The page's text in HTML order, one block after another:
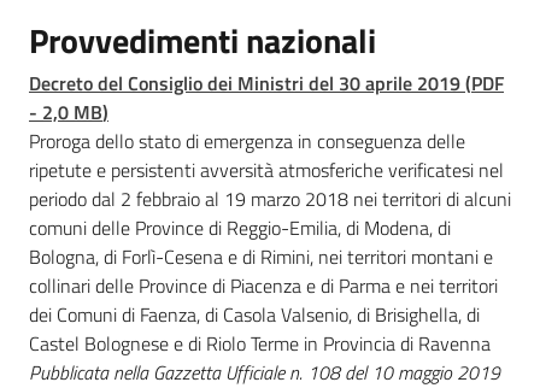
Menu selezionato
a
campione
M
a
p
p
a
i
n
Provvedimenti nazionali
Decreto del Consiglio dei Ministri del 30 aprile 2019(PDF
- 2,0 MB)
Proroga dello stato di emergenza in conseguenza delle
ripetute e persistenti avversità atmosferiche verificatesi nel
periodo dal 2 febbraio al 19 marzo 2018 nei territori di alcuni
comuni delle Province di Reggio-Emilia, di Modena, di
Bologna, di Forlì-Cesena e di Rimini, nei territori montani e
collinari delle Province di Piacenza e di Parma e nei territori
dei Comuni di Faenza, di Casola Valsenio, di Brisighella, di
Castel Bolognese e di Riolo Terme in Provincia di Ravenna
Pubblicata nella Gazzetta Ufficiale n. 108 del 10 maggio 2019